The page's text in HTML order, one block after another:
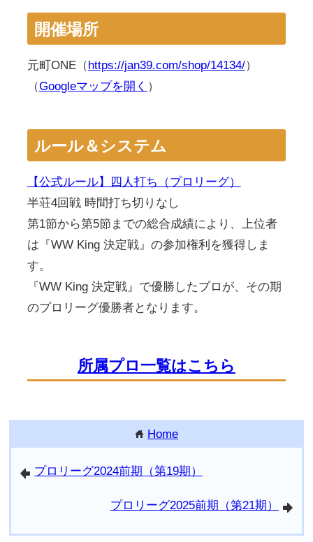
開催場所
元町ONE（ https://jan39.com/shop/14134/）
（Googleマップを開く ）
ルール＆システム
【公式ルール】四人打ち（プロリーグ）
半荘4回戦 時間打ち切りなし
第1節から第5節までの総合成績により、上位者
は『WW King 決定戦』の参加権利を獲得しま
す。
『WW King 決定戦』で優勝したプロが、その期
のプロリーグ優勝者となります。
所属プロ一覧はこちら
home Home
arrowleft プロリーグ2024前期（第19期）
arrowright
プロリーグ2025前期（第21期）